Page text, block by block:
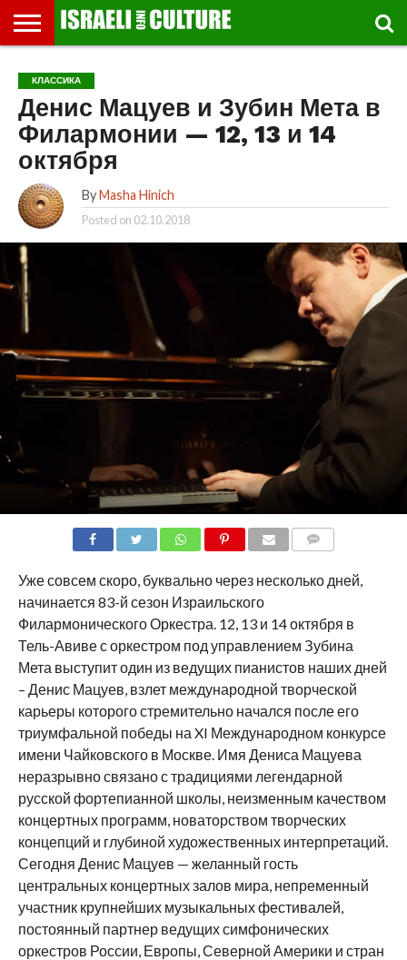
МУЗЕИ
СТРАНА
ФЕСТИВАЛЕЙ
ТЕАТР
КНИГИ.
ТЕКСТЫ
МУЗЫКА
РЕЛИГИЯ/
ИСТОРИЯ
ДВИЖЕНИЕ
ДЕТИ
ВЫХОДНОГО
ДНЯ
МАРШРУТЫ
ПРОГУЛЬЩИКА
ВИДЕО-
РЕЧИ
ВПЕЧАТЛЕНИЯ
ВСТРЕЧИ
И
ЛЕКЦИИ
ИНТЕРВЬЮ
КИНО
TEL
AVIV
GLOBAL
КЛАССИКА
Денис Мацуев и Зубин Мета в
Филармонии — 12, 13 и 14
октября
By Masha Hinich
Posted on 02.10.2018
Уже совсем скоро, буквально через несколько дней,
начинается 83-й сезон Израильского
Филармонического Оркестра. 12, 13 и 14 октября в
Тель-Авиве с оркестром под управлением Зубина
Мета выступит один из ведущих пианистов наших дней
– Денис Мацуев, взлет международной творческой
карьеры которого стремительно начался после его
триумфальной победы на XI Международном конкурсе
имени Чайковского в Москве. Имя Дениса Мацуева
неразрывно связано с традициями легендарной
русской фортепианной школы, неизменным качеством
концертных программ, новаторством творческих
концепций и глубиной художественных интерпретаций.
Сегодня Денис Мацуев — желанный гость
центральных концертных залов мира, непременный
участник крупнейших музыкальных фестивалей,
постоянный партнер ведущих симфонических
оркестров России, Европы, Северной Америки и стран